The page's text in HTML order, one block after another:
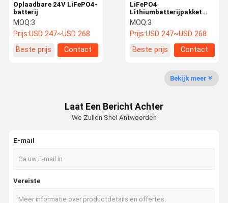
Kwaliteitsco
Neem
Gevallen
Lifepo4-lithiumbatterij
Zonne-energiesysteem
Wandgemonteerde batterij
LiFePO4
Lithiumbatterijpakket
voor energieoplossingen
voor buiten
MOQ:3
Prijs:USD 247~USD 268
Beste prijs
Contact
Oplaadbare 24V LiFePO4-
batterij
MOQ:3
Prijs:USD 247~USD 268
Beste prijs
Contact
Bekijk meer
Laat Een Bericht Achter
We Zullen Snel Antwoorden
E-mail
Vereiste